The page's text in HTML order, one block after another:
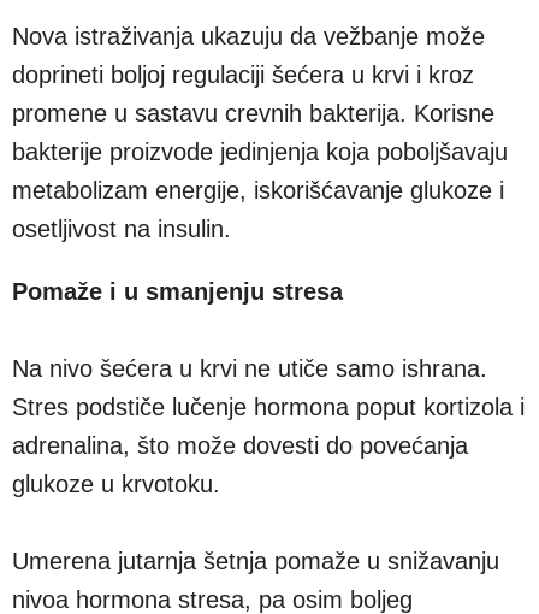
Nova istraživanja ukazuju da vežbanje može
doprineti boljoj regulaciji šećera u krvi i kroz
promene u sastavu crevnih bakterija. Korisne
bakterije proizvode jedinjenja koja poboljšavaju
metabolizam energije, iskorišćavanje glukoze i
osetljivost na insulin.
Pomaže i u smanjenju stresa
Na nivo šećera u krvi ne utiče samo ishrana.
Stres podstiče lučenje hormona poput kortizola i
adrenalina, što može dovesti do povećanja
glukoze u krvotoku.
Umerena jutarnja šetnja pomaže u snižavanju
nivoa hormona stresa, pa osim boljeg